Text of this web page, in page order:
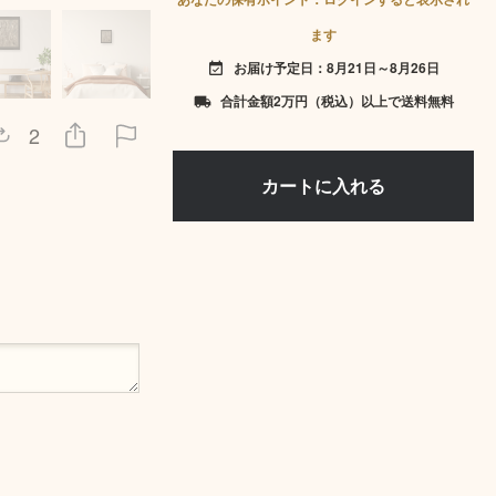
2
ます
event_available お届け予定日：8月21日～8月26日
local_shipping 合計金額2万円（税込）以上で送料無料